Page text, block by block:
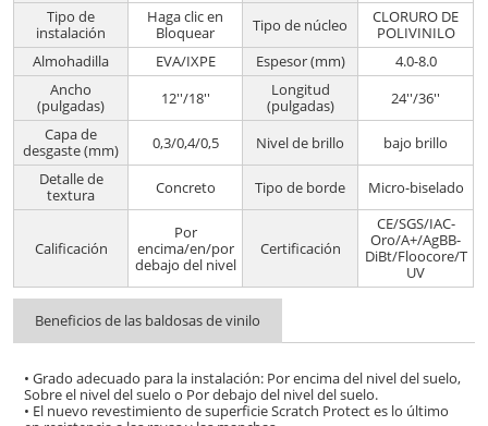
Tipo de
instalación
Haga clic en
Bloquear
Tipo de núcleo
CLORURO DE
POLIVINILO
Almohadilla
EVA/IXPE Espesor (mm)
4.0-8.0
Ancho
(pulgadas)
12''/18''
Longitud
(pulgadas)
24''/36''
Capa de
desgaste (mm)
0,3/0,4/0,5 Nivel de brillo
bajo brillo
Detalle de
textura
Concreto Tipo de borde Micro-biselado
Calificación
Por
encima/en/por
debajo del nivel
Certificación
CE/SGS/IAC-
Oro/A+/AgBB-
DiBt/Floocore/T
UV
Beneficios de las baldosas de vinilo
• Grado adecuado para la instalación: Por encima del nivel del suelo,
Sobre el nivel del suelo o Por debajo del nivel del suelo.
• El nuevo revestimiento de superficie Scratch Protect es lo último